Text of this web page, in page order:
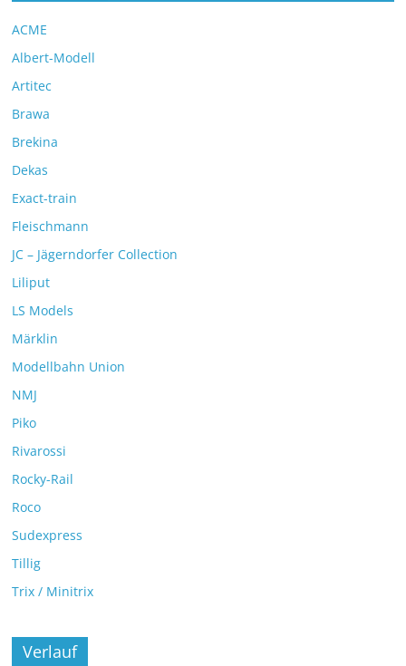
ACME
Albert-Modell
Artitec
Brawa
Brekina
Dekas
Exact-train
Fleischmann
JC – Jägerndorfer Collection
Liliput
LS Models
Märklin
Modellbahn Union
NMJ
Piko
Rivarossi
Rocky-Rail
Roco
Sudexpress
Tillig
Trix / Minitrix
Verlauf